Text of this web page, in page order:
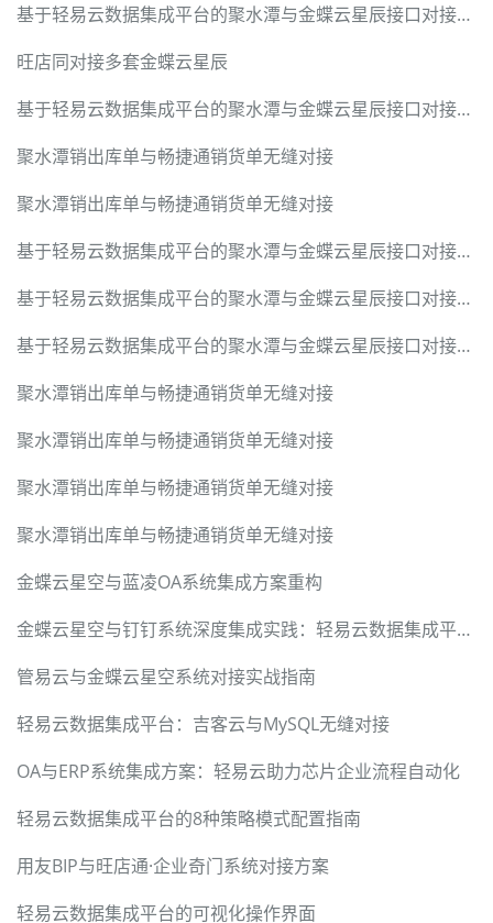
基于轻易云数据集成平台的聚水潭与金蝶云星辰接口对接解决方案
旺店同对接多套金蝶云星辰
基于轻易云数据集成平台的聚水潭与金蝶云星辰接口对接解决方案
聚水潭销出库单与畅捷通销货单无缝对接
聚水潭销出库单与畅捷通销货单无缝对接
基于轻易云数据集成平台的聚水潭与金蝶云星辰接口对接解决方案
基于轻易云数据集成平台的聚水潭与金蝶云星辰接口对接解决方案
基于轻易云数据集成平台的聚水潭与金蝶云星辰接口对接解决方案
聚水潭销出库单与畅捷通销货单无缝对接
聚水潭销出库单与畅捷通销货单无缝对接
聚水潭销出库单与畅捷通销货单无缝对接
聚水潭销出库单与畅捷通销货单无缝对接
金蝶云星空与蓝凌OA系统集成方案重构
金蝶云星空与钉钉系统深度集成实践：轻易云数据集成平台赋能制造业数字化转型
管易云与金蝶云星空系统对接实战指南
轻易云数据集成平台：吉客云与MySQL无缝对接
OA与ERP系统集成方案：轻易云助力芯片企业流程自动化
轻易云数据集成平台的8种策略模式配置指南
用友BIP与旺店通·企业奇门系统对接方案
轻易云数据集成平台的可视化操作界面